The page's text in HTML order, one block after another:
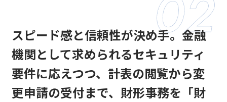
スピード感と信頼性が決め手。金融
機関として求められるセキュリティ
要件に応えつつ、計表の閲覧から変
更申請の受付まで、財形事務を「財